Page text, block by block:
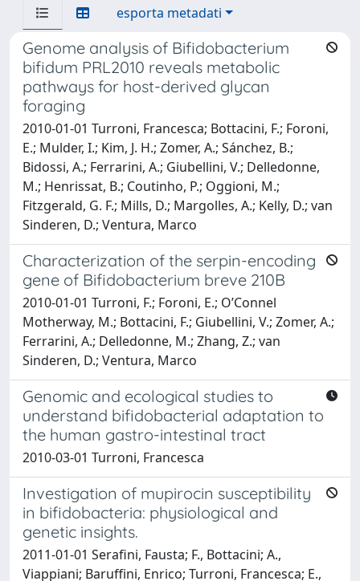
esporta metadati
Genome analysis of Bifidobacterium
bifidum PRL2010 reveals metabolic
pathways for host-derived glycan
foraging
2010-01-01 Turroni, Francesca; Bottacini, F.; Foroni,
E.; Mulder, I.; Kim, J. H.; Zomer, A.; Sánchez, B.;
Bidossi, A.; Ferrarini, A.; Giubellini, V.; Delledonne,
M.; Henrissat, B.; Coutinho, P.; Oggioni, M.;
Fitzgerald, G. F.; Mills, D.; Margolles, A.; Kelly, D.; van
Sinderen, D.; Ventura, Marco
Characterization of the serpin-encoding
gene of Bifidobacterium breve 210B
2010-01-01 Turroni, F.; Foroni, E.; O’Connel
Motherway, M.; Bottacini, F.; Giubellini, V.; Zomer, A.;
Ferrarini, A.; Delledonne, M.; Zhang, Z.; van
Sinderen, D.; Ventura, Marco
Genomic and ecological studies to
understand bifidobacterial adaptation to
the human gastro-intestinal tract
2010-03-01 Turroni, Francesca
Investigation of mupirocin susceptibility
in bifidobacteria: physiological and
genetic insights.
2011-01-01 Serafini, Fausta; F., Bottacini; A.,
Viappiani; Baruffini, Enrico; Turroni, Francesca; E.,